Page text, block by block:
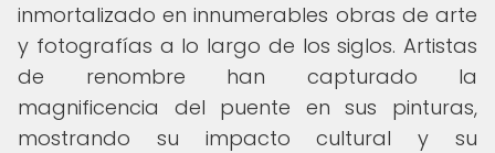
inmortalizado en innumerables obras de arte
y fotografías a lo largo de los siglos. Artistas
de renombre han capturado la
magnificencia del puente en sus pinturas,
mostrando su impacto cultural y su